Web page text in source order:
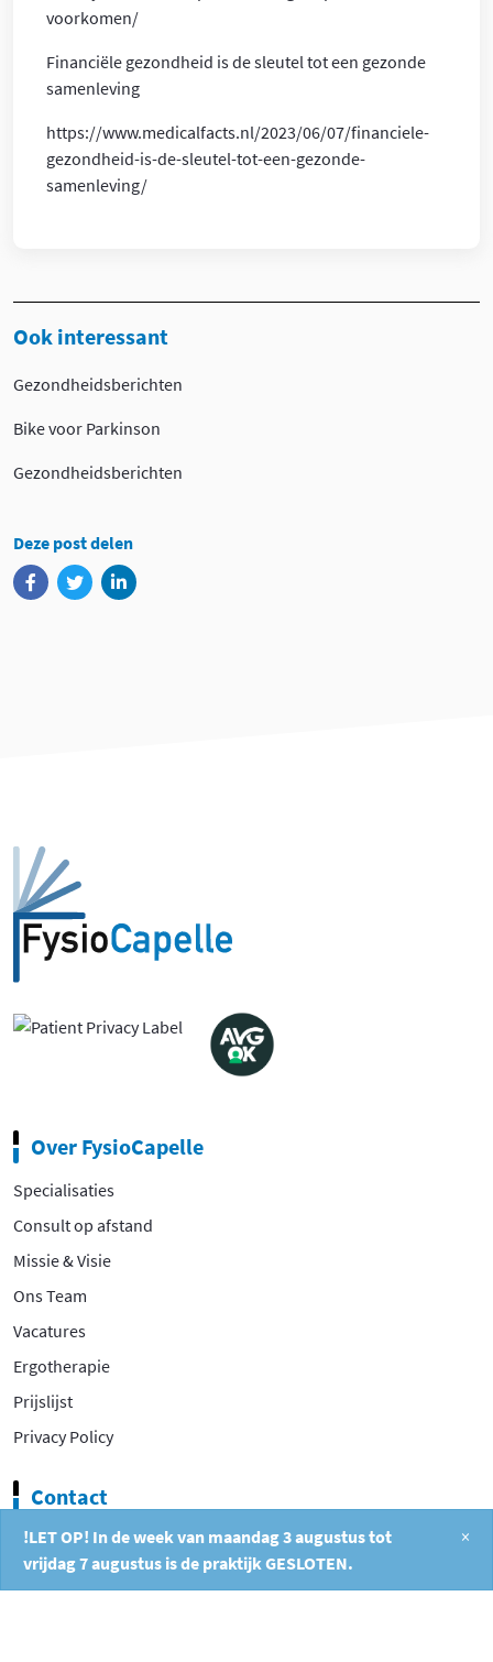
!LET OP! In de week van maandag 3 augustus tot
vrijdag 7 augustus is de praktijk GESLOTEN.
×
Ook interessant
Gezondheidsberichten
Bike voor Parkinson
Gezondheidsberichten
Deze post delen
voorkomen/
Financiële gezondheid is de sleutel tot een gezonde
samenleving
https://www.medicalfacts.nl/2023/06/07/financiele-
gezondheid-is-de-sleutel-tot-een-gezonde-
samenleving/
Over FysioCapelle
Specialisaties
Consult op afstand
Missie & Visie
Ons Team
Vacatures
Ergotherapie
Prijslijst
Privacy Policy
Contact
Filosofentuin 2A
2908 XB Capelle aan den IJssel